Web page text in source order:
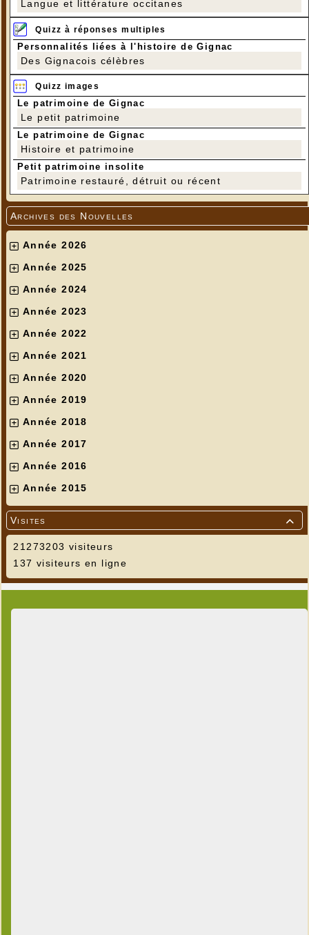
Langue et littérature occitanes
Quizz à réponses multiples
Personnalités liées à l'histoire de Gignac
Des Gignacois célèbres
Quizz images
Le patrimoine de Gignac
Le petit patrimoine
Le patrimoine de Gignac
Histoire et patrimoine
Petit patrimoine insolite
Patrimoine restauré, détruit ou récent
Archives des Nouvelles
Année 2026
Année 2025
Année 2024
Année 2023
Année 2022
Année 2021
Année 2020
Année 2019
Année 2018
Année 2017
Année 2016
Année 2015

Visites
21273203 visiteurs
137 visiteurs en ligne